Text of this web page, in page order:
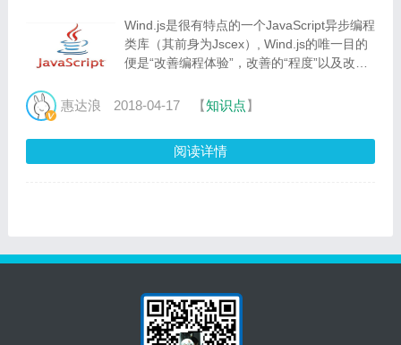
Wind.js是很有特点的一个JavaScript异步编程
类库（其前身为Jscex）, Wind.js的唯一目的
便是“改善编程体验”，改善的“程度”以及改善
最大的区别。
惠达浪 2018-04-17 【知识点】
阅读详情